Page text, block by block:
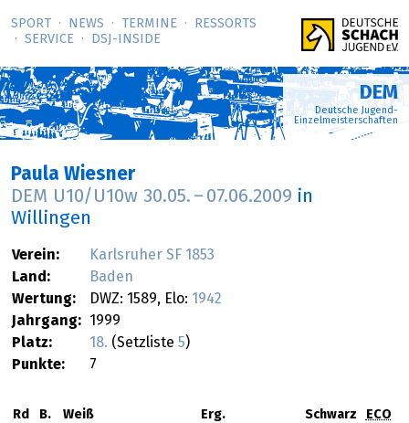
SPORT NEWS TERMINE
RESSORTS
SERVICE
DSJ-­INSIDE
DEM
Deutsche Jugend-
Einzelmeisterschaften
Paula Wiesner
DEM U10/U10w 30.05. – 07.06.2009 in
Willingen
Verein:
Karlsruher SF 1853
Land:
Baden
Wertung:
DWZ: 1589, Elo: 1942
Jahrgang:
1999
Platz:
18. (Setzliste 5)
Punkte:
7
Rd B. Weiß Erg. Schwarz
ECO